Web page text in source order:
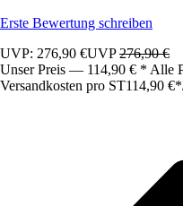
Erste Bewertung schreiben
UVP: 276,90 €UVP276,90 €
Unser Preis — 114,90 € * Alle
Versandkosten pro ST114,90 €*